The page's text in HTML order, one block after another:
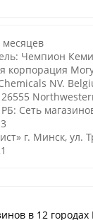
месяцев
Чемпион
корпорация
NV.
Сеть
г. Минск, ул.
в 12 городах